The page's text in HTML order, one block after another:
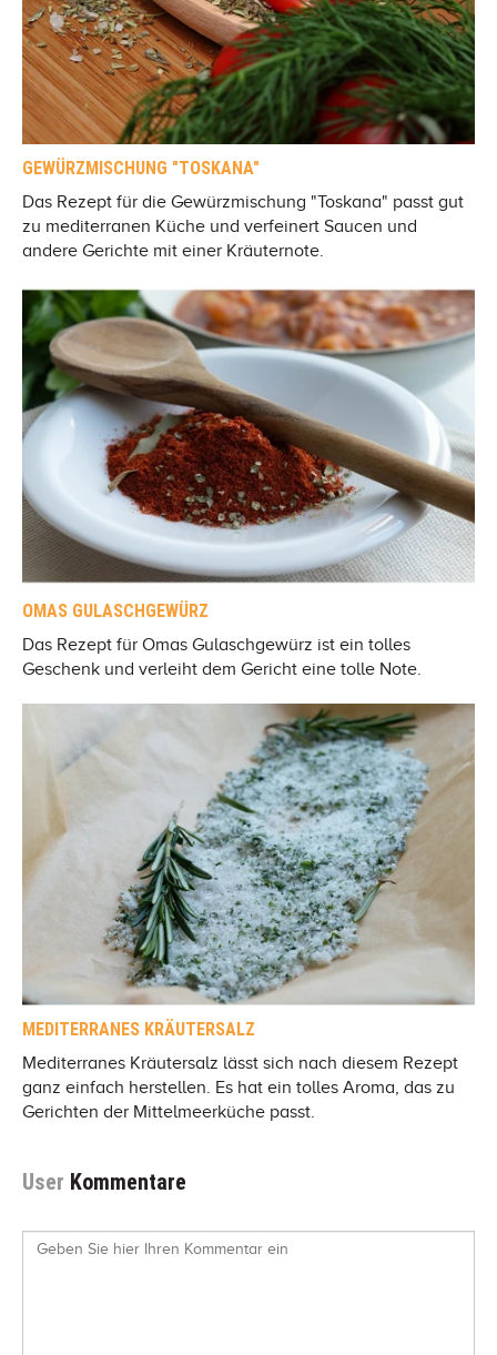
GEWÜRZMISCHUNG "TOSKANA"
Das Rezept für die Gewürzmischung "Toskana" passt gut
zu mediterranen Küche und verfeinert Saucen und
andere Gerichte mit einer Kräuternote.
OMAS GULASCHGEWÜRZ
Das Rezept für Omas Gulaschgewürz ist ein tolles
Geschenk und verleiht dem Gericht eine tolle Note.
MEDITERRANES KRÄUTERSALZ
Mediterranes Kräutersalz lässt sich nach diesem Rezept
ganz einfach herstellen. Es hat ein tolles Aroma, das zu
Gerichten der Mittelmeerküche passt.
User Kommentare